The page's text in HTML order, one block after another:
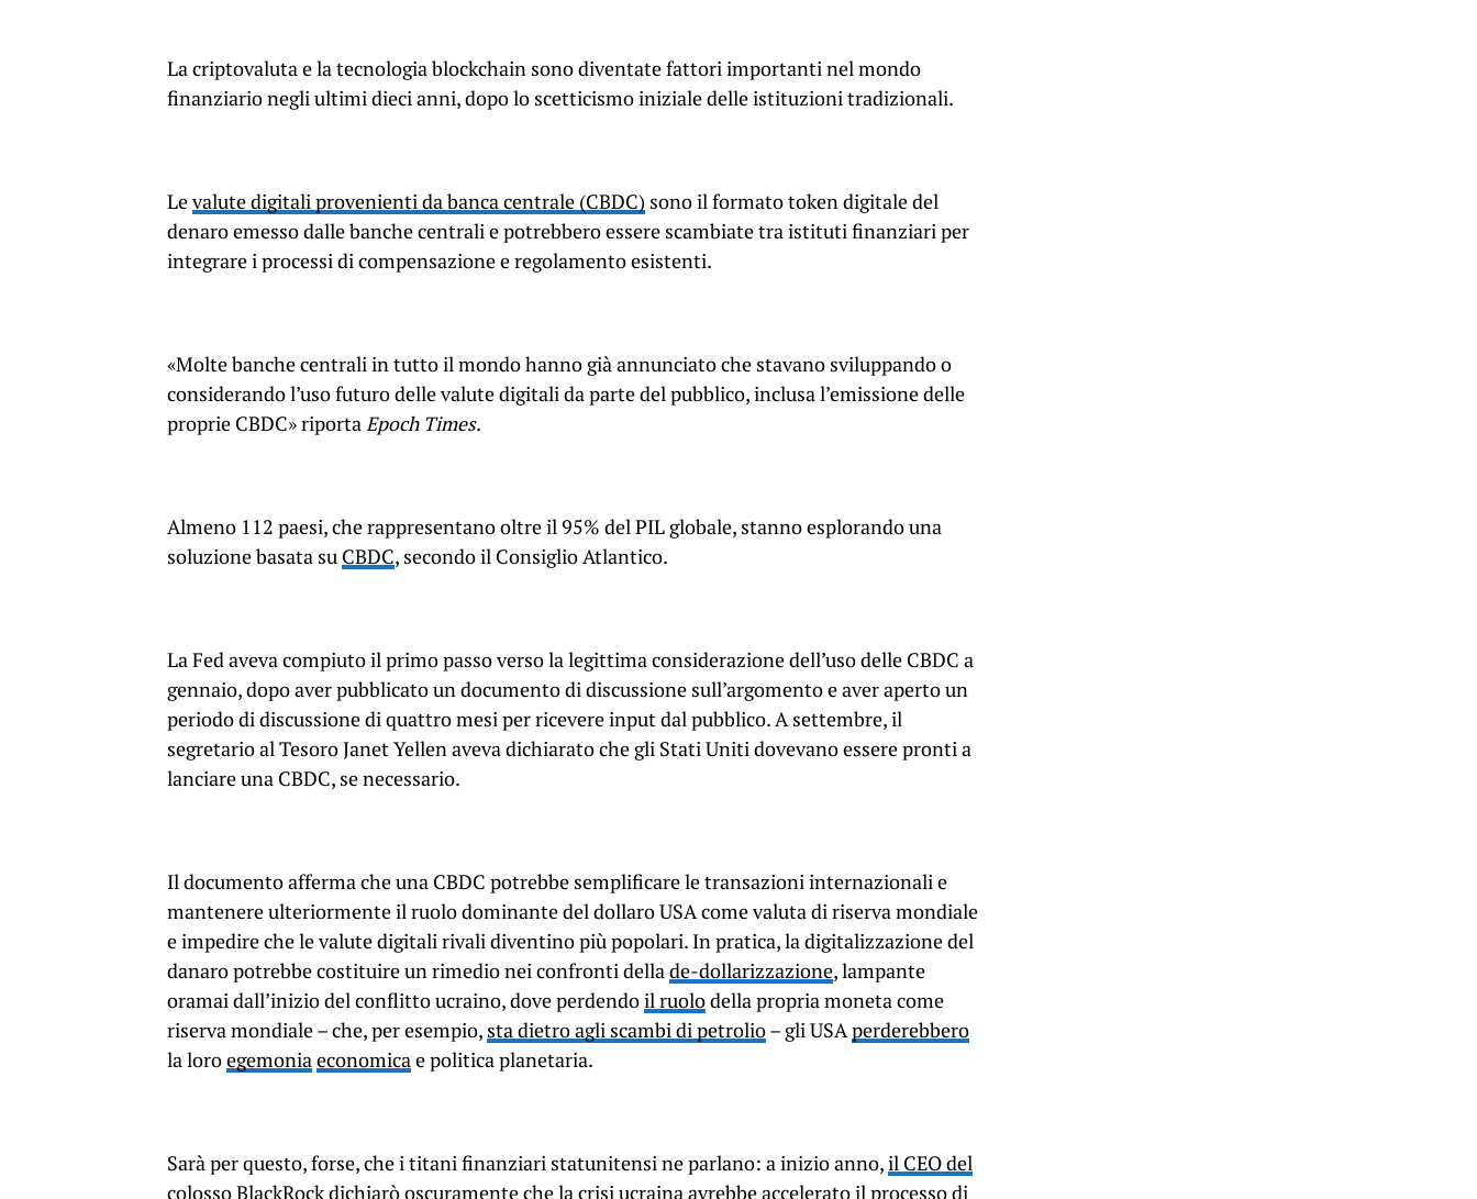
La criptovaluta e la tecnologia blockchain sono diventate fattori importanti nel mondo
finanziario negli ultimi dieci anni, dopo lo scetticismo iniziale delle istituzioni tradizionali.
Levalute digitali provenienti da banca centrale (CBDC) sono il formato token digitale del
denaro emesso dalle banche centrali e potrebbero essere scambiate tra istituti finanziari per
integrare i processi di compensazione e regolamento esistenti.
«Molte banche centrali in tutto il mondo hanno già annunciato che stavano sviluppando o
considerando l’uso futuro delle valute digitali da parte del pubblico, inclusa l’emissione delle
proprie CBDC» riportaEpoch Times.
Almeno 112 paesi, che rappresentano oltre il 95% del PIL globale, stanno esplorando una
soluzione basata su CBDC, secondo il Consiglio Atlantico.
La Fed aveva compiuto il primo passo verso la legittima considerazione dell’uso delle CBDC a
gennaio, dopo aver pubblicato un documento di discussione sull’argomento e aver aperto un
periodo di discussione di quattro mesi per ricevere input dal pubblico. A settembre, il
segretario al Tesoro Janet Yellen aveva dichiarato che gli Stati Uniti dovevano essere pronti a
lanciare una CBDC, se necessario.
Il documento afferma che una CBDC potrebbe semplificare le transazioni internazionali e
mantenere ulteriormente il ruolo dominante del dollaro USA come valuta di riserva mondiale
e impedire che le valute digitali rivali diventino più popolari. In pratica, la digitalizzazione del
danaro potrebbe costituire un rimedio nei confronti dellade-dollarizzazione, lampante
oramai dall’inizio del conflitto ucraino, dove perdendoil ruolodella propria moneta come
riserva mondiale – che, per esempio, sta dietro agli scambi di petrolio– gli USAperderebbero
la loroegemoniaeconomicae politica planetaria.
Sarà per questo, forse, che i titani finanziari statunitensi ne parlano: a inizio anno,il CEO del
colosso BlackRock dichiarò oscuramente che la crisi ucraina avrebbe accelerato il processo di